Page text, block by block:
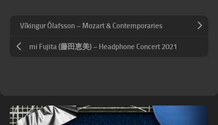
Víkingur Ólafsson – Mozart & Contemporaries
mi Fujita (藤田恵美) – Headphone Concert 2021